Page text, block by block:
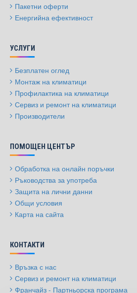
Пакетни оферти
Енергийна ефективност
УСЛУГИ
Безплатен оглед
Монтаж на климатици
Профилактика на климатици
Сервиз и ремонт на климатици
Производители
ПОМОЩЕН ЦЕНТЪР
Обработка на онлайн поръчки
Ръководства за употреба
Защита на лични данни
Общи условия
Карта на сайта
КОНТАКТИ
Връзка с нас
Сервиз и ремонт на климатици
Франчайз - Партньорска програма